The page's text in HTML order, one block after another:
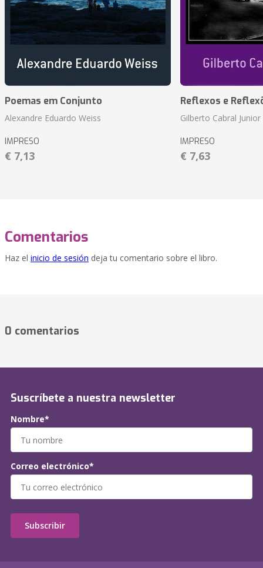
Poemas em Conjunto
Alexandre Eduardo Weiss
IMPRESO
€ 7,13
Reflexos e
Gilberto Cabral Junior
IMPRESO
€ 7,63
Comentarios
Haz el inicio de sesión deja tu comentario sobre el libro.
0 comentarios
Suscríbete a nuestra newsletter
Nombre*
Correo electrónico*
Subscribir